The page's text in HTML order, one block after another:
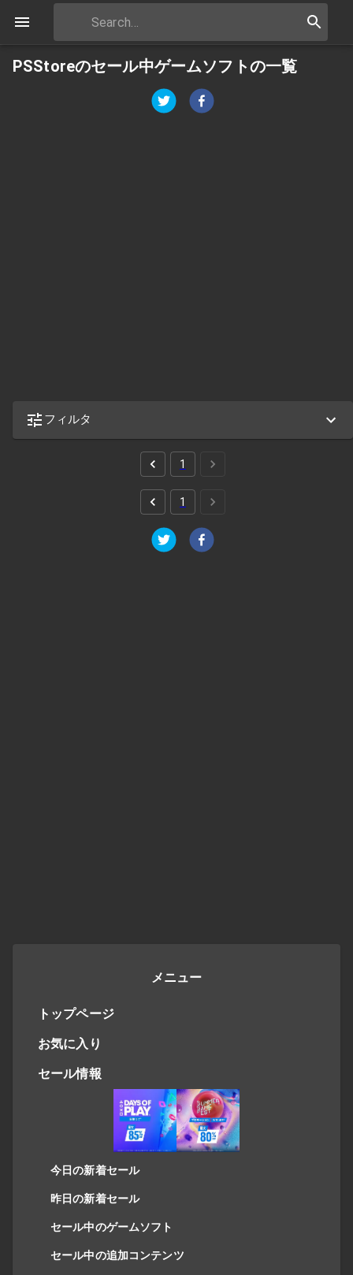
PSStoreのセール中ゲームソフトの一覧
フィルタ
1
1
メニュー
トップページ
お気に入り
セール情報
今日の新着セール
昨日の新着セール
セール中のゲームソフト
セール中の追加コンテンツ